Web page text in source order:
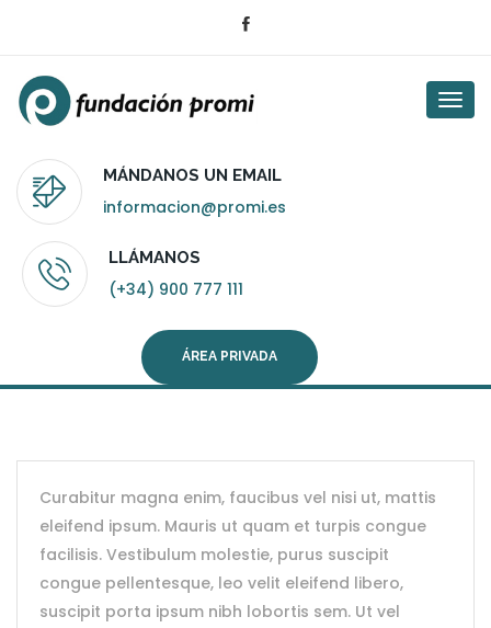
MÁNDANOS UN EMAIL
informacion@promi.es
LLÁMANOS
(+34) 900 777 111
ÁREA PRIVADA
Curabitur magna enim, faucibus vel nisi ut, mattis
eleifend ipsum. Mauris ut quam et turpis congue
facilisis. Vestibulum molestie, purus suscipit
congue pellentesque, leo velit eleifend libero,
suscipit porta ipsum nibh lobortis sem. Ut vel